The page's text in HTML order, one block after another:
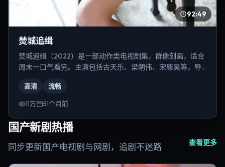
92:49
焚城追缉
焚城追缉（2022）是一部动作类电视剧集，群像刻画，适合
周末一口气看完。主演包括古天乐、梁朝伟、宋康昊等，导
高清 流畅
11万 51个月前
国产新剧热播
同步更新国产电视剧与网剧，追剧不迷路 查看更多